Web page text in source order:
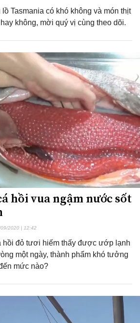
Tasmania có khó không và món thịt
không, mời quý vị cùng theo dõi.
hồi vua ngậm nước sốt
2020 | 12:42
hồi đỏ tươi hiếm thấy được ướp lạnh
một ngày, thành phẩm khó tưởng
mức nào?